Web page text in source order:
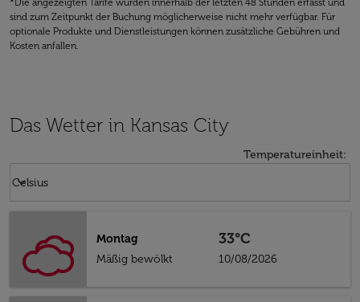
*Die angezeigten Tarife wurden innerhalb der letzten 48 Stunden erfasst und
sind zum Zeitpunkt der Buchung möglicherweise nicht mehr verfügbar. Für
optionale Produkte und Dienstleistungen können zusätzliche Gebühren und
Kosten anfallen.
Das Wetter in Kansas City
Temperatureinheit:
Celsius
keyboard_arrow_down
Montag
Mäßig bewölkt
33°C
10/08/2026